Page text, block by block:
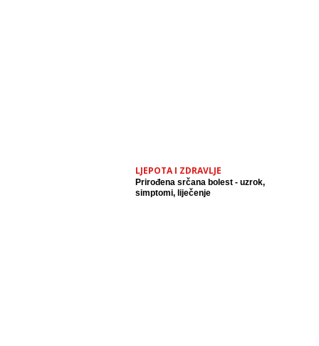
LJEPOTA I ZDRAVLJE
Prirođena srčana bolest - uzrok,
simptomi, liječenje